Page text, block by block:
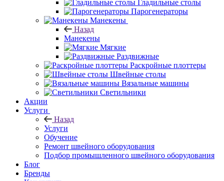
Гладильные столы
Парогенераторы
Манекены
Назад
Манекены
Мягкие
Раздвижные
Раскройные плоттеры
Швейные столы
Вязальные машины
Светильники
Акции
Услуги
Назад
Услуги
Обучение
Ремонт швейного оборудования
Подбор промышленного швейного оборудования
Блог
Бренды